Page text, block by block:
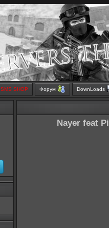
SMS SHOP Форум DownLoads
Nayer feat